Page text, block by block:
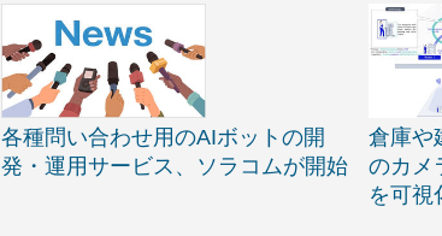
各種問い合わせ用のAIボットの開
発・運用サービス、ソラコムが開始
倉庫や
のカメ
を可視